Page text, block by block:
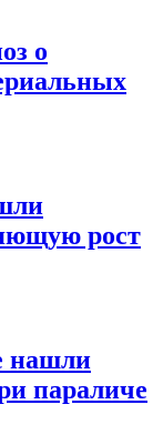
о
рост
нашли
параличе